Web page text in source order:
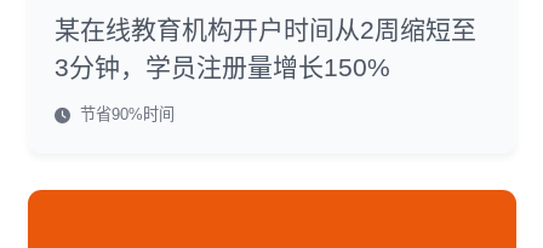
某在线教育机构开户时间从2周缩短至
3分钟，学员注册量增长150%
节省90%时间